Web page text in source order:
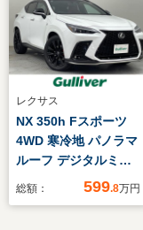
レクサス
NX 350h Fスポーツ
4WD 寒冷地 パノラマ
ルーフ デジタルミラ
総額： 599.8万円